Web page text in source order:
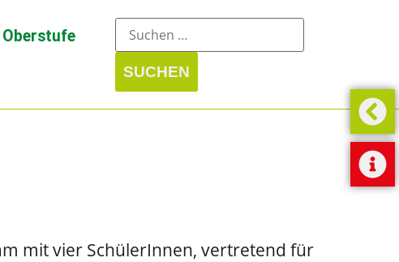
Oberstufe
mit vier SchülerInnen, vertretend für